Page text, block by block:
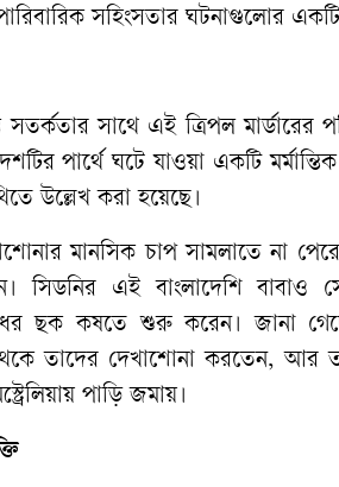
সহিংসতার ঘটনাগুলোর
সতর্কতার সাথে এই ত্রিপল মার্ডারের
পার্থে ঘটে যাওয়া একটি মর্মান্তিক
উল্লেখ করা হয়েছে।
মানসিক চাপ সামলাতে না পেরে
সিডনির এই বাংলাদেশি বাবাও
ছক কষতে শুরু করেন। জানা
তাদের দেখাশোনা করতেন, আর
পাড়ি জমায়।